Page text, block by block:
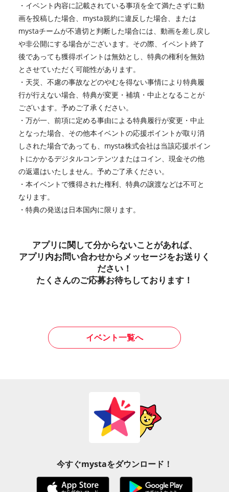
・イベント内容に記載されている事項を全て満たさずに動
画を投稿した場合、mysta規約に違反した場合、または
mystaチームが不適切と判断した場合には、動画を差し戻し
や非公開にする場合がございます。その際、イベント終了
後であっても獲得ポイントは無効とし、特典の権利を無効
とさせていただく可能性があります。
・天災、不慮の事故などのやむを得ない事情により特典履
行が行えない場合、特典が変更・補填・中止となることが
ございます。予めご了承ください。
・万が一、前項に定める事由による特典履行が変更・中止
となった場合、その他本イベントの応援ポイントが取り消
しされた場合であっても、mysta株式会社は当該応援ポイン
トにかかるデジタルコンテンツまたはコイン、現金その他
の返還はいたしません。予めご了承ください。
・本イベントで獲得された権利、特典の譲渡などは不可と
なります。
・特典の発送は日本国内に限ります。
アプリに関して分からないことがあれば、
アプリ内お問い合わせからメッセージをお送りく
ださい！
たくさんのご応募お待ちしております！
イベント一覧へ
今すぐmystaをダウンロード！